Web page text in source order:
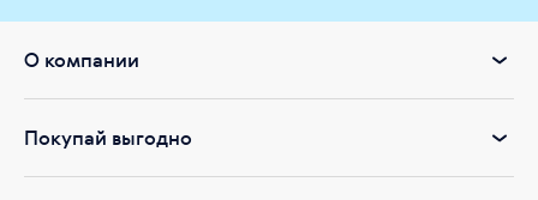
ваш выбор - Essential Fatty Acids (Эссенциальные жирные
О компании
Покупай выгодно